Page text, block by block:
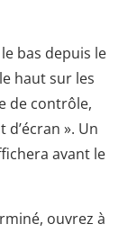
bas depuis le
haut sur les
de contrôle,
». Un
avant le
ouvrez à